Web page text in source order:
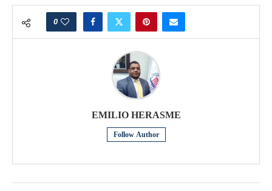
0
EMILIO HERASME
Follow Author